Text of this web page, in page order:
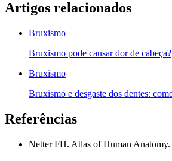
Artigos relacionados
Bruxismo
Bruxismo pode causar dor de cabeça?
Bruxismo
Bruxismo e desgaste dos dentes:
Referências
Netter FH. Atlas of Human Anatomy.